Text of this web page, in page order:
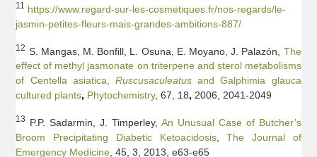
11
https://www.regard-sur-les-cosmetiques.fr/nos-regards/le-
jasmin-petites-fleurs-mais-grandes-ambitions-887/
12 S. Mangas, M. Bonfill, L. Osuna, E. Moyano, J. Palazón, The
effect of methyl jasmonate on triterpene and sterol metabolisms
of Centella asiatica, Ruscusaculeatus and Galphimia glauca
cultured plants, Phytochemistry, 67, 18, 2006, 2041-2049
13 P.P. Sadarmin, J. Timperley, An Unusual Case of Butcher’s
Broom Precipitating Diabetic Ketoacidosis,The Journal of
Emergency Medicine , 45, 3, 2013, e63-e65